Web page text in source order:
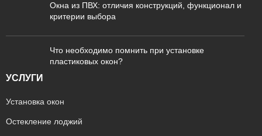
Окна из ПВХ: отличия конструкций, функционал и
критерии выбора
Что необходимо помнить при установке
пластиковых окон?
УСЛУГИ
Установка окон
Остекление лоджий